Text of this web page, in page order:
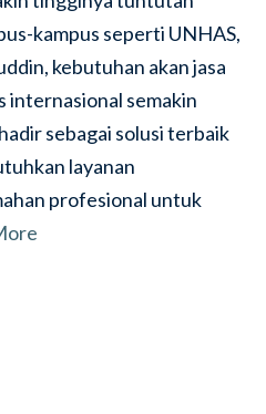
kampus seperti UNHAS,
kebutuhan akan jasa
semakin
sebagai solusi terbaik
layanan
profesional untuk